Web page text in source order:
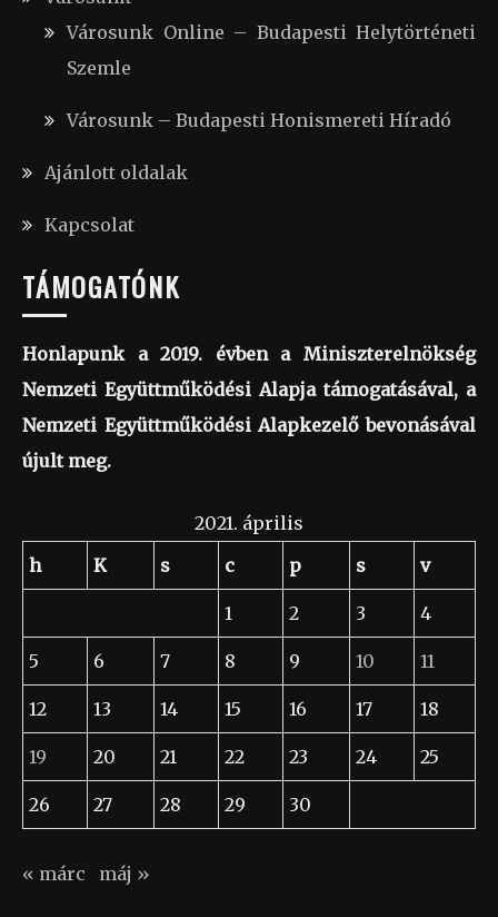
Városunk Online – Budapesti Helytörténeti
Szemle
Városunk – Budapesti Honismereti Híradó
Ajánlott oldalak
Kapcsolat
TÁMOGATÓNK
Honlapunk a 2019. évben a Miniszterelnökség
Nemzeti Együttműködési Alapja támogatásával, a
Nemzeti Együttműködési Alapkezelő bevonásával
újult meg.
2021. április
h
K s c p s v
1 2 3 4
5 6 7 8 9 10 11
12 13 14 15 16 17 18
19 20 21 22 23 24 25
26 27 28 29 30
« márc máj »